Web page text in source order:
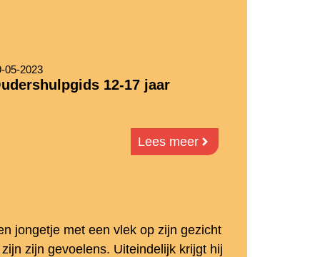
05-2023
12-17 jaar
Lees meer
jongetje met een vlek op zijn gezicht
zijn gevoelens. Uiteindelijk krijgt hij